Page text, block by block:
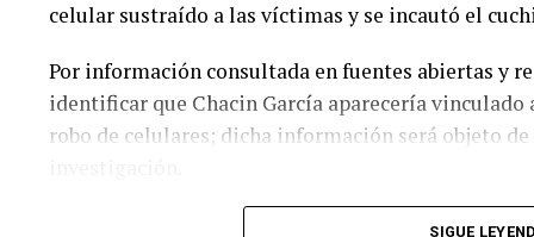
celular sustraído a las víctimas y se incautó el
Por información consultada en fuentes abiertas y
identificar que Chacin García aparecería
robo de celulares; dicha información será objeto
Los intervenidos fueron trasladados a laSIGUE